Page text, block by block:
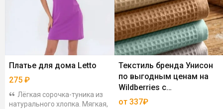
Платье для дома Letto
275 ₽
Лёгкая сорочка-туника из
натурального хлопка. Мягкая,
Текстиль бренда Унисон
по выгодным ценам на
Wildberries с
дополнительной скидкой
от 337₽